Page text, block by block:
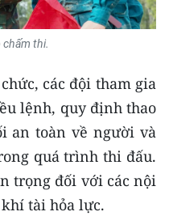
chấm thi.
các đội tham gia
lệnh, quy định thao
an toàn về người và
quá trình thi đấu.
trọng đối với các nội
tài hỏa lực.